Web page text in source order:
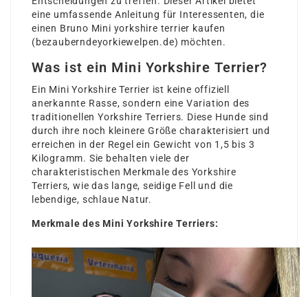
eine umfassende Anleitung für Interessenten, die
einen Bruno Mini yorkshire terrier kaufen
(bezauberndeyorkiewelpen.de) möchten.
Was ist ein Mini Yorkshire Terrier?
Ein Mini Yorkshire Terrier ist keine offiziell
anerkannte Rasse, sondern eine Variation des
traditionellen Yorkshire Terriers. Diese Hunde sind
durch ihre noch kleinere Größe charakterisiert und
erreichen in der Regel ein Gewicht von 1,5 bis 3
Kilogramm. Sie behalten viele der
charakteristischen Merkmale des Yorkshire
Terriers, wie das lange, seidige Fell und die
lebendige, schlaue Natur.
Merkmale des Mini Yorkshire Terriers: